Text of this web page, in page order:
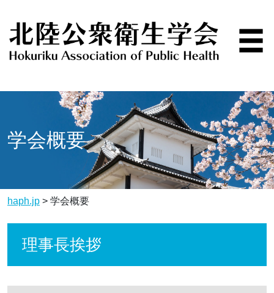
学会概要
haph.jp > 学会概要
理事長挨拶